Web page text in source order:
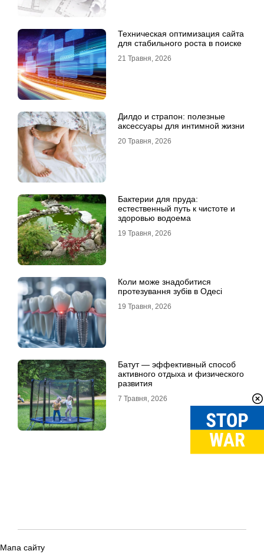
Техническая оптимизация сайта
для стабильного роста в поиске
21 Травня, 2026
Дилдо и страпон: полезные
аксессуары для интимной жизни
20 Травня, 2026
Бактерии для пруда:
естественный путь к чистоте и
здоровью водоема
19 Травня, 2026
Коли може знадобитися
протезування зубів в Одесі
19 Травня, 2026
Батут — эффективный способ
активного отдыха и физического
развития
7 Травня, 2026
Мапа сайту